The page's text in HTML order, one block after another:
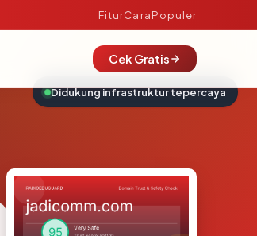
FiturCaraPopuler
Cek Gratis
Didukung infrastruktur tepercaya